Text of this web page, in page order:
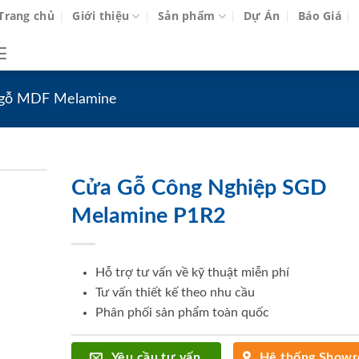
chủ Giới thiệu Sản phẩm Dự Án Báo Giá
MDF Melamine
Cửa Gỗ Công Nghiệp SGD
Melamine P1R2
Hỗ trợ tư vấn về kỹ thuật miễn phí
Tư vấn thiết kế theo nhu cầu
Phân phối sản phẩm toàn quốc